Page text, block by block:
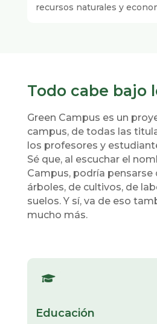
recursos naturales y
Todo cabe bajo
Green Campus es un
campus, de todas las
los profesores y
Sé que, al escuchar el
Campus, podría pensarse
árboles, de cultivos, de
suelos. Y sí, va de eso
mucho más.

Educación